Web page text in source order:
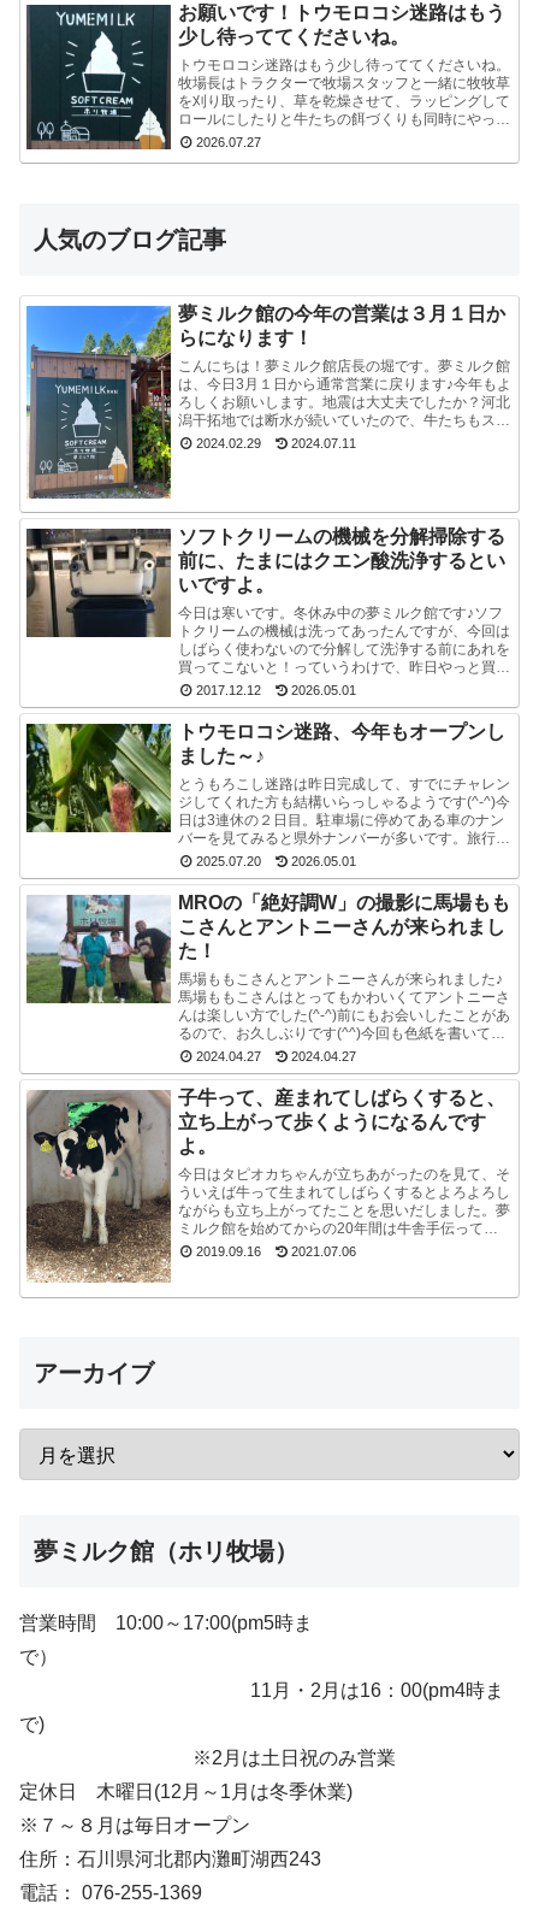
お願いです！トウモロコシ迷路はもう
少し待っててくださいね。
トウモロコシ迷路はもう少し待っててくださいね。
牧場長はトラクターで牧場スタッフと一緒に牧牧草
を刈り取ったり、草を乾燥させて、ラッピングして
ロールにしたりと牛たちの餌づくりも同時にやって
いるので、看板を立て切れていないんです。今はま
2026.07.27
人気のブログ記事
夢ミルク館の今年の営業は３月１日か
らになります！
こんにちは！夢ミルク館店長の堀です。夢ミルク館
は、今日3月１日から通常営業に戻ります♪今年もよ
ろしくお願いします。地震は大丈夫でしたか？河北
潟干拓地では断水が続いていたので、牛たちもスタ
ッフも大変でした。能登半島地震で河北潟干拓地も
2024.02.29 2024.07.11
ソフトクリームの機械を分解掃除する
前に、たまにはクエン酸洗浄するとい
いですよ。
今日は寒いです。冬休み中の夢ミルク館です♪ソフ
トクリームの機械は洗ってあったんですが、今回は
しばらく使わないので分解して洗浄する前にあれを
買ってこないと！っていうわけで、昨日やっと買っ
てきました。ポットのクエン酸洗浄剤。粉末のやつ
です。週1...
2017.12.12 2026.05.01
トウモロコシ迷路、今年もオープンし
ました～♪
とうもろこし迷路は昨日完成して、すでにチャレン
ジしてくれた方も結構いらっしゃるようです(^-^)今
日は3連休の２日目。駐車場に停めてある車のナン
バーを見てみると県外ナンバーが多いです。旅行と
か帰省ですかね(^^)みんな楽しそうで良かったで
す...
2025.07.20 2026.05.01
MROの「絶好調W」の撮影に馬場もも
こさんとアントニーさんが来られまし
た！
馬場ももこさんとアントニーさんが来られました♪
馬場ももこさんはとってもかわいくてアントニーさ
んは楽しい方でした(^-^)前にもお会いしたことがあ
るので、お久しぶりです(^^)今回も色紙を書いて戴
いたので、夢ミルク館に来られた時には、ぜひ、
ご...
2024.04.27 2024.04.27
子牛って、産まれてしばらくすると、
立ち上がって歩くようになるんです
よ。
今日はタピオカちゃんが立ちあがったのを見て、そ
ういえば牛って生まれてしばらくするとよろよろし
ながらも立ち上がってたことを思いだしました。夢
ミルク館を始めてからの20年間は牛舎手伝ってな
いので、うっかり忘れてました。ちょうど牧場長が
2019.09.16 2021.07.06
アーカイブ
夢ミルク館（ホリ牧場）
営業時間 10:00～17:00(pm5時ま
で）
11月・2月は16：00(pm4時ま
で)
※2月は土日祝のみ営業
定休日 木曜日(12月～1月は冬季休業)
※７～８月は毎日オープン
住所：石川県河北郡内灘町湖西243
電話： 076-255-1369